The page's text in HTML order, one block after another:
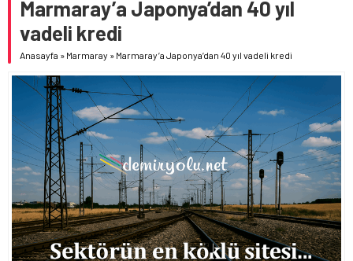
Marmaray’a Japonya’dan 40 yıl
vadeli kredi
Anasayfa » Marmaray » Marmaray’a Japonya’dan 40 yıl vadeli kredi